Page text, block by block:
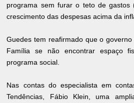
programa sem furar o teto de
crescimento das despesas acima da
Guedes tem reafirmado que o
Família se não encontrar espaço
programa social.
Nas contas do especialista em
Tendências, Fábio Klein, uma